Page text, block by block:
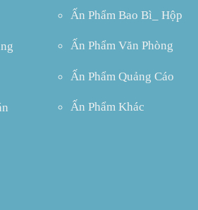
Ấn Phẩm Bao Bì_ Hộp
Ấn Phẩm Văn Phòng
Ấn Phẩm Quảng Cáo
Ấn Phẩm Khác